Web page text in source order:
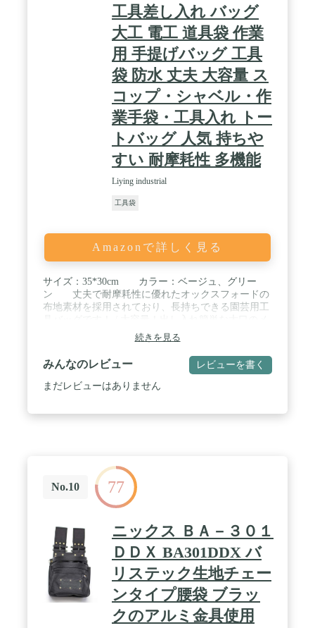
工具差し入れ バッグ
大工 電工 道具袋 作業
用 手提げバッグ 工具
袋 防水 丈夫 大容量 ス
コップ・シャベル・作
業手袋・工具入れ トー
トバッグ 人気 持ちや
すい 耐摩耗性 多機能
Liying industrial
工具袋
Amazonで詳しく見る
サイズ：35*30cm カラー：ベージュ、グリー
ン 丈夫で耐摩耗性に優れたオックスフォードの
布地素材を採用されており、長持ちできる園芸用工
インポケットがあるのみならず、外側には8箇所の
収納ポケットもあり、様々な工具を分けて管理する
ことができます。 / 小型なスコップ・シャベル・熊
手・はさみ・作業手袋など入れます。また、外側の
収納ポケットの上に伸縮性のあるゴムひもが付いて
ずご利用いただけます。庭作り、菜園作業、修理な
ど様々なシーンにご活用ください。
続きを見る
みんなのレビュー レビューを書く
まだレビューはありません
No.10 77
ニックス ＢＡ－３０１
ＤＤＸ BA301DDX バ
リステック生地チェー
ンタイプ腰袋 ブラッ
クのアルミ金具使用